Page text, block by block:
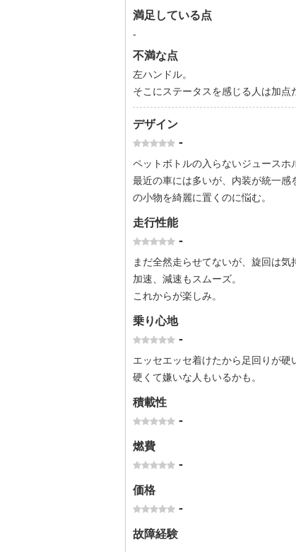
満足している点
-
不満な点
左ハンドル。
そこにステータスを感じる人は加点
デザイン
-
ペットボトルの入らないジュースホ
最近の車には多いが、内装が統一
の小物を綺麗に置くのに悩む。
走行性能
-
まだ全然走らせてないが、旋回は気
加速、減速もスムーズ。
これからが楽しみ。
乗り心地
-
エッセエッセ着けたから足回りが硬
硬くて嫌いな人もいるかも。
積載性
-
燃費
-
価格
-
故障経験